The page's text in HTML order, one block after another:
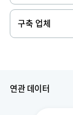
구축 업체
연관 데이터